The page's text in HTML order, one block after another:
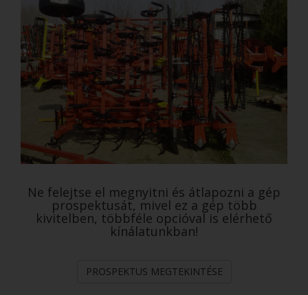
Ne felejtse el megnyitni és átlapozni a gép
prospektusát, mivel ez a gép több
kivitelben, többféle opcióval is elérhető
kínálatunkban!
PROSPEKTUS MEGTEKINTÉSE